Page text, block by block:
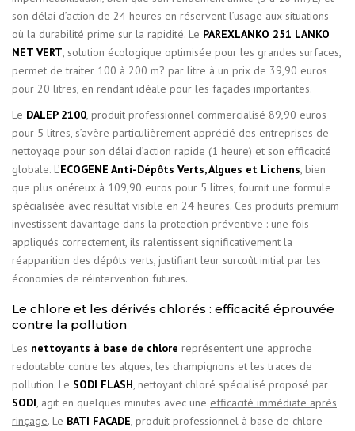
son délai d’action de 24 heures en réservent l’usage aux situations
où la durabilité prime sur la rapidité. Le PAREXLANKO 251 LANKO
NET VERT, solution écologique optimisée pour les grandes surfaces,
permet de traiter 100 à 200 m? par litre à un prix de 39,90 euros
pour 20 litres, en rendant idéale pour les façades importantes.
Le DALEP 2100, produit professionnel commercialisé 89,90 euros
pour 5 litres, s’avère particulièrement apprécié des entreprises de
nettoyage pour son délai d’action rapide (1 heure) et son efficacité
globale. L’ECOGENE Anti-Dépôts Verts, Algues et Lichens, bien
que plus onéreux à 109,90 euros pour 5 litres, fournit une formule
spécialisée avec résultat visible en 24 heures. Ces produits premium
investissent davantage dans la protection préventive : une fois
appliqués correctement, ils ralentissent significativement la
réapparition des dépôts verts, justifiant leur surcoût initial par les
économies de réintervention futures.
Le chlore et les dérivés chlorés : efficacité éprouvée
contre la pollution
Les nettoyants à base de chlore représentent une approche
redoutable contre les algues, les champignons et les traces de
pollution. Le SODI FLASH, nettoyant chloré spécialisé proposé par
SODI, agit en quelques minutes avec une efficacité immédiate après
rinçage. Le BATI FACADE, produit professionnel à base de chlore